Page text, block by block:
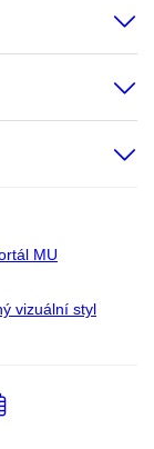
MU
vizuální styl
Přidat